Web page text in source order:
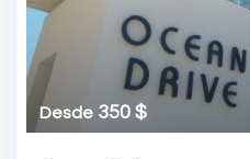
Desde 350 $